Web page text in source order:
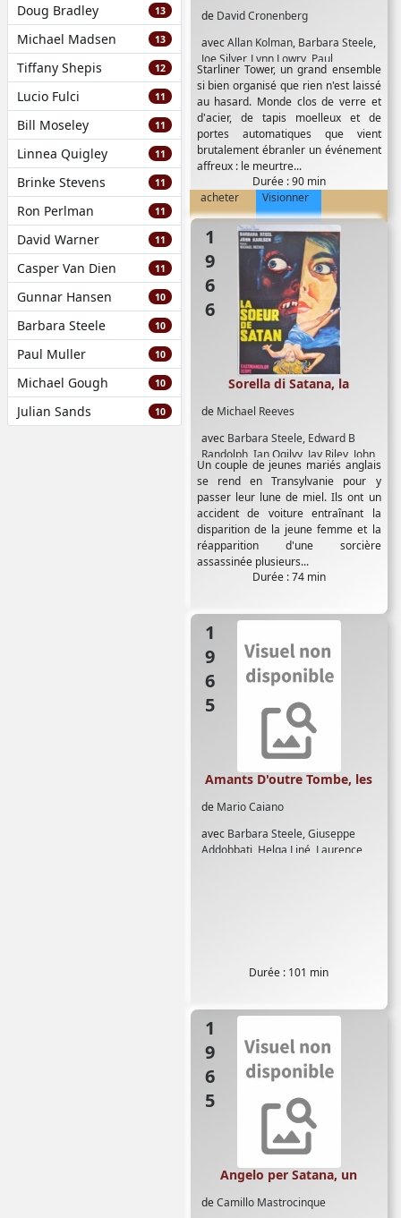
Doug Bradley 13
Michael Madsen 13
Tiffany Shepis 12
Lucio Fulci 11
Bill Moseley 11
Linnea Quigley 11
Brinke Stevens 11
Ron Perlman 11
David Warner 11
Casper Van Dien 11
Gunnar Hansen 10
Barbara Steele 10
Paul Muller 10
Michael Gough 10
Julian Sands 10
de David Cronenberg
avecAllan Kolman, Barbara Steele,
Joe Silver, Lynn Lowry, Paul
Hampton,Susan Petrie
Starliner Tower, un grand ensemble
si bien organisé que rien n'est laissé
au hasard. Monde clos de verre et
d'acier, de tapis moelleux et de
portes automatiques que vient
brutalement ébranler un événement
affreux : le meurtre...
Durée : 90 min
acheter
Visionner
1966
de Michael Reeves
avec Barbara Steele, Edward B
Randolph, Ian Ogilvy, Jay Riley, John
Karlsen,Mel Welles, Richard
Watson
Sorella di Satana, la
Un couple de jeunes mariés anglais
se rend en Transylvanie pour y
passer leur lune de miel. Ils ont un
accident de voiture entraînant la
disparition de la jeune femme et la
réapparition d'une sorcière
assassinée plusieurs...
Durée : 74 min
1965
de Mario Caiano
avec Barbara Steele,Giuseppe
Addobbati Helga Liné, Laurence
Amants D'outre Tombe, les
Durée : 101 min
1965
deCamillo Mastrocinque
Angelo per Satana, un